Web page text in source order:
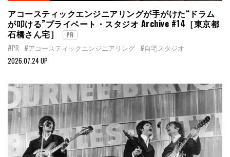
アコースティックエンジニアリングが手がけた“ドラム
が叩ける”プライベート・スタジオ Archive #14［東京都
石橋さん宅］
PR
#PR #アコースティックエンジニアリング #自宅スタジオ
2026.07.24 UP